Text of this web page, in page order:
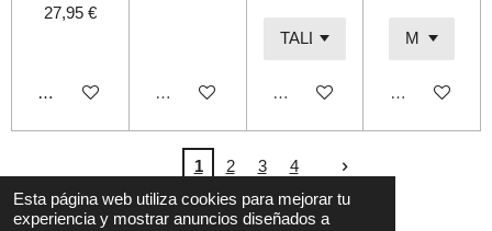
Esta página web utiliza cookies para mejorar tu
experiencia y mostrar anuncios diseñados a
27,95 €
Añadir al carrito Agotado Agotado Agotado
1 2 3
4
L© 2022 B shop
Con la tecnología deWebador